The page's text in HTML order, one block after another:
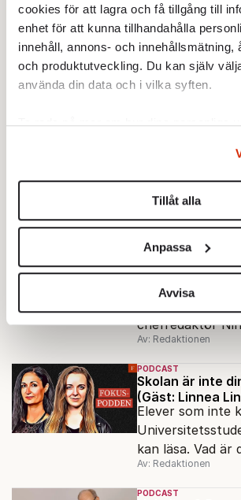
cookies för att lagra och få tillgång till
enhet för att kunna tillhandahålla
innehåll, annons- och innehållsmätning,
och produktutveckling. Du kan själv
använda din data och i vilka syften.
Ta reda på mer om hur dina personliga
Du kan ändra eller dra tillbaka ditt
helst från cookie-förklaringen.
Vi använder enhetsidentifierare för att
för sociala medier och analysera vår
vidarebefordrar även sådana
information från din enhet till de sociala
annons- och analysföretag som vi
Dessa kan i sin tur kombinera
samlat in när du har använt deras
Om du vill läsa mer om hur vi hanterar
kan du göra dethär.
Tillåt alla
Anpassa
Avvisa
PODCAST
53.
sjunkande
Missa inte
Doktor David &
52.
Kommer David
julvärd i SVT?
risgrynsgröt
julbordet?
god jul till alla
PODCAST
Vad var det för
Med Nina
Fokuspodden
chefredaktör
Av: Redaktionen
PODCAST
Skolan är inte
(Gäst: Linnea
Elever som inte
kan läsa. Vad är
för fel på
Linnea Lindquist
Av: Redaktionen
PODCAST